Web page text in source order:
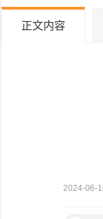
正文内容
2024-06-